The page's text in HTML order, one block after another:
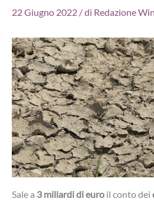
22 Giugno 2022 / di Redazione
Sale a 3 miliardi di euro il conto dei